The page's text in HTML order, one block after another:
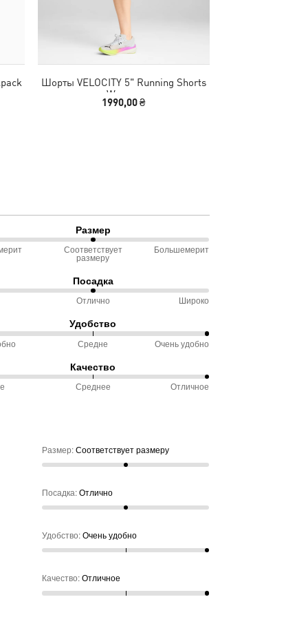
Шорты VELOCITY 5" Running Shorts
Women
1990,00 ₴
Размер
Соответствует
размеру
Большемерит
Посадка
Отлично Широко
Удобство
Средне Очень удобно
Качество
Среднее Отличное
Размер:Соответствует размеру
Посадка:Отлично
Удобство:Очень удобно
Качество:Отличное